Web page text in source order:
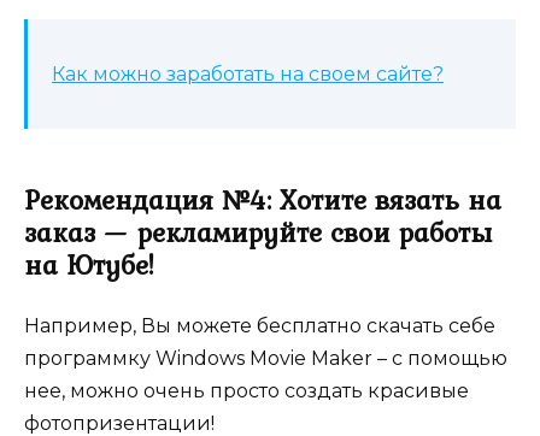
Как можно заработать на своем сайте?
Рекомендация №4: Хотите вязать на
заказ — рекламируйте свои работы
на Ютубе!
Например, Вы можете бесплатно скачать себе
программку Windows Movie Maker – с помощью
нее, можно очень просто создать красивые
фотопризентации!